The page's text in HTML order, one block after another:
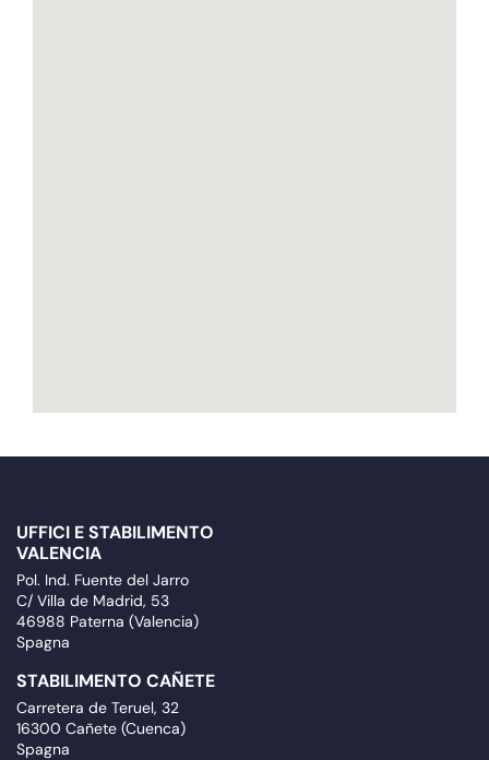
UFFICI E STABILIMENTO
VALENCIA
Pol. Ind. Fuente del Jarro
C/ Villa de Madrid, 53
46988 Paterna (Valencia)
Spagna
STABILIMENTO CAÑETE
Carretera de Teruel, 32
16300 Cañete (Cuenca)
Spagna